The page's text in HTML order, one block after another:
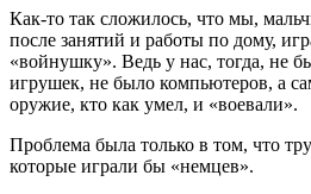
Как-то так сложилось, что мы,
после занятий и работы по дому,
«войнушку». Ведь у нас, тогда, не
игрушек, не было компьютеров, а
оружие, кто как умел, и «воевали».
Проблема была только в том, что
которые играли бы «немцев».